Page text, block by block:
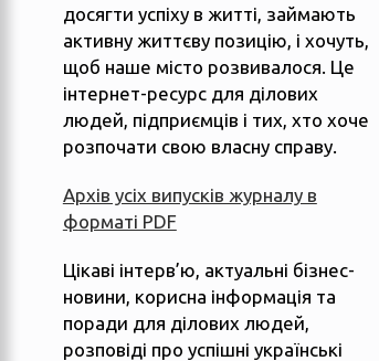
досягти успіху в житті, займають
активну життєву позицію, і хочуть,
щоб наше місто розвивалося. Це
інтернет-ресурс для ділових
людей, підприємців і тих, хто хоче
розпочати свою власну справу.
Архів усіх випусків журналу в
форматі PDF
Цікаві інтерв’ю, актуальні бізнес-
новини, корисна інформація та
поради для ділових людей,
розповіді про успішні українські